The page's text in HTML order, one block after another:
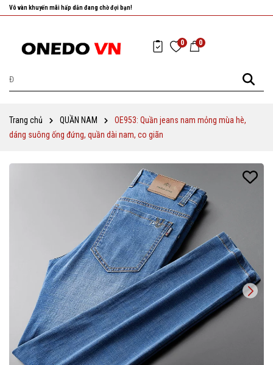
Nhanh tay chọn cho mình những sản phẩm ưng ý nhất!
0 0
Trang chủ QUẦN NAM
OE953: Quần jeans nam mỏng mùa hè,
dáng suông ống đứng, quần dài nam, co giãn